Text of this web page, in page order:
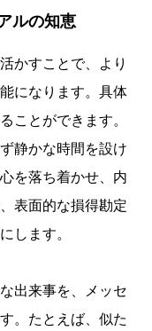
ルの知恵
かすことで、より
になります。具体
ことができます。
静かな時間を設け
を落ち着かせ、内
表面的な損得勘定
します。
出来事を、メッセ
。たとえば、似た